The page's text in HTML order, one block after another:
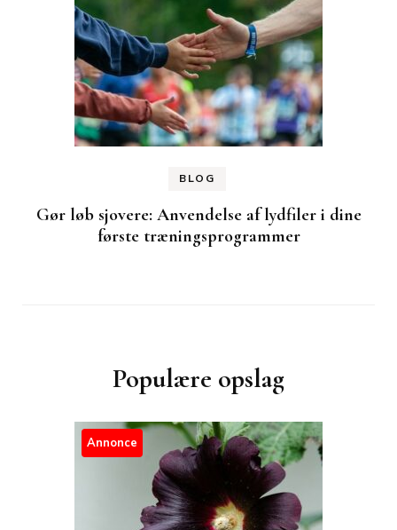
BLOG
Gør løb sjovere: Anvendelse af lydfiler i dine
første træningsprogrammer
Populære opslag
Annonce